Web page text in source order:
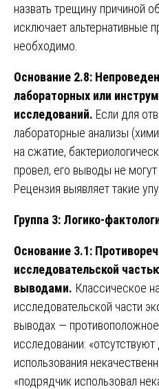
назвать трещину причиной
исключает альтернативные
необходимо.
Основание 2.8:
лабораторных или
исследований. Если для
лабораторные анализы
на сжатие,
провел, его выводы не
Рецензия выявляет такие
Группа 3: Логико-
Основание 3.1:
исследовательской
выводами. Классическое
исследовательской части
выводах —
исследовании: «отсутствуют
использования
«подрядчик использовал